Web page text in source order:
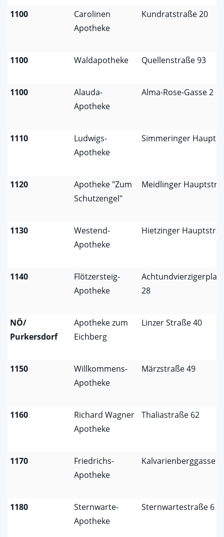
1100
Carolinen
Apotheke
Kundratstraße 20
1100 Waldapotheke Quellenstraße 93
1100
Alauda-
Apotheke
Alma-Rose-Gasse 2
1110
Ludwigs-
Apotheke
Simmeringer
1120
Apotheke "Zum
Schutzengel"
Meidlinger
1130
Westend-
Apotheke
Hietzinger
1140
Flötzersteig-
Apotheke
28
NÖ/
Purkersdorf
Apotheke zum
Eichberg
Linzer Straße 40
1150
Willkommens-
Apotheke
Märzstraße 49
1160
Richard Wagner
Apotheke
Thaliastraße 62
1170
Friedrichs-
Apotheke
Kalvarienberggasse
1180
Sternwarte-
Apotheke
Sternwartestraße 6